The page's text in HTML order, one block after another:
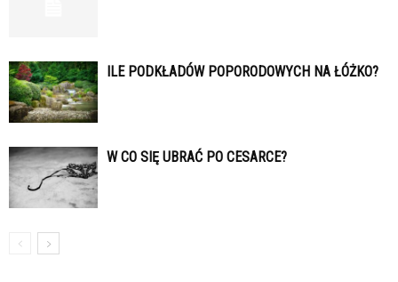
ILE PODKŁADÓW POPORODOWYCH NA ŁÓŻKO?
W CO SIĘ UBRAĆ PO CESARCE?